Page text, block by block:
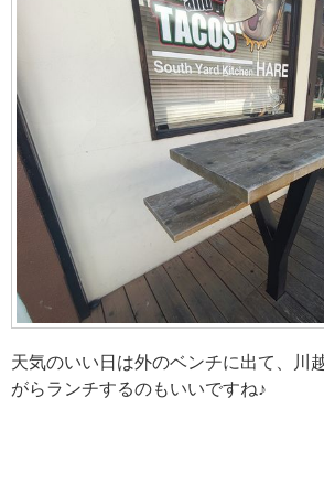
天気のいい日は外のベンチに出て、川
がらランチするのもいいですね♪